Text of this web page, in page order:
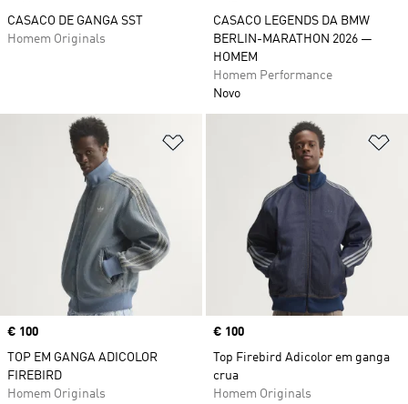
CASACO DE GANGA SST
Homem Originals
CASACO LEGENDS DA BMW
BERLIN-MARATHON 2026 —
HOMEM
Homem Performance
Novo
Adicionar à Lista de Desejos
Price
€ 100
TOP EM GANGA ADICOLOR
FIREBIRD
Homem Originals
Price
€ 100
Top Firebird Adicolor em ganga
crua
Homem Originals